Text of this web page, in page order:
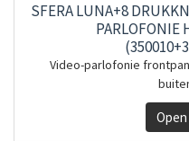
SFERA LUNA+8
PARLOFONIE
Video-parlofonie